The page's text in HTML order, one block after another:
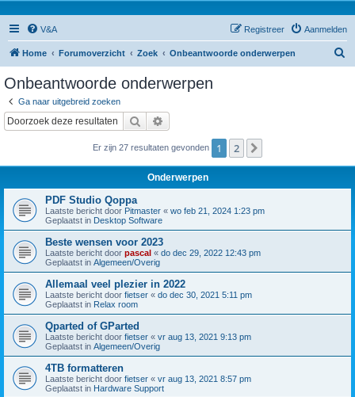
V&A Aanmelden
Registreer
Home Forumoverzicht Zoek Onbeantwoorde onderwerpen
Onbeantwoorde onderwerpen
Ga naar uitgebreid zoeken
Zoek
Er zijn 27 resultaten gevonden 1 2
Onderwerpen
PDF Studio Qoppa
Laatste bericht door Pitmaster « wo feb 21, 2024 1:23 pm
Geplaatst in Desktop Software
Beste wensen voor 2023
Laatste bericht door pascal « do dec 29, 2022 12:43 pm
Geplaatst in Algemeen/Overig
Allemaal veel plezier in 2022
Laatste bericht door fietser « do dec 30, 2021 5:11 pm
Geplaatst in Relax room
Qparted of GParted
Laatste bericht door fietser « vr aug 13, 2021 9:13 pm
Geplaatst in Algemeen/Overig
4TB formatteren
Laatste bericht door fietser « vr aug 13, 2021 8:57 pm
Geplaatst in Hardware Support